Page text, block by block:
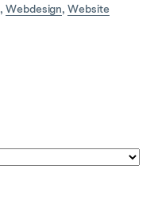
,Webdesign,Website